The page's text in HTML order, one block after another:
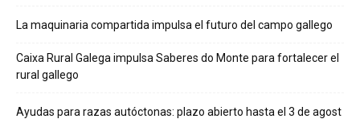
La maquinaria compartida impulsa el futuro del campo gallego
Caixa Rural Galega impulsa Saberes do Monte para fortalecer el
rural gallego
Ayudas para razas autóctonas: plazo abierto hasta el 3 de agost